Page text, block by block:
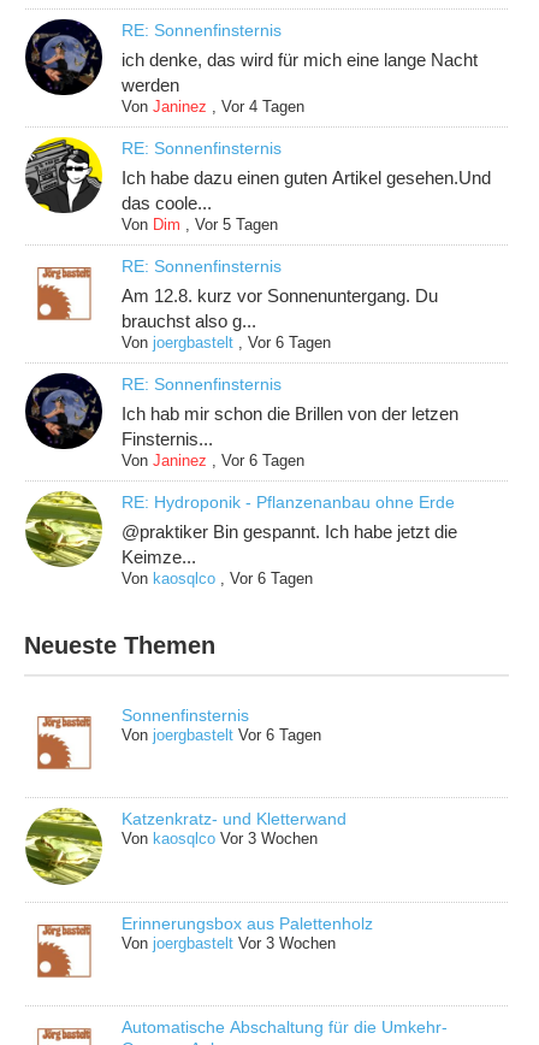
RE: Sonnenfinsternis
ich denke, das wird für mich eine lange Nacht
werden
VonJaninez ,Vor 4 Tagen
RE: Sonnenfinsternis
Ich habe dazu einen guten Artikel gesehen.Und
das coole...
Von Dim ,Vor 5 Tagen
RE: Sonnenfinsternis
Am 12.8. kurz vor Sonnenuntergang. Du
brauchst also g...
Vonjoergbastelt ,Vor 6 Tagen
RE: Sonnenfinsternis
Ich hab mir schon die Brillen von der letzen
Finsternis...
VonJaninez ,Vor 6 Tagen
RE: Hydroponik - Pflanzenanbau ohne Erde
@praktiker Bin gespannt. Ich habe jetzt die
Keimze...
Vonkaosqlco ,Vor 6 Tagen
Neueste Themen
Sonnenfinsternis
Vonjoergbastelt Vor 6 Tagen
Katzenkratz- und Kletterwand
Von kaosqlco Vor 3 Wochen
Erinnerungsbox aus Palettenholz
Vonjoergbastelt Vor 3 Wochen
Automatische Abschaltung für die Umkehr-